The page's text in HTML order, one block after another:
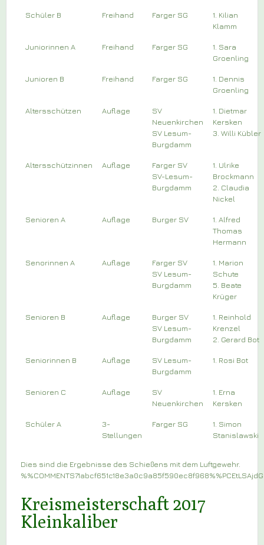
Schüler B Freihand Farger SG
1. Kilian
Klamm
Juniorinnen A Freihand Farger SG
1. Sara
Groenling
Junioren B Freihand Farger SG
1. Dennis
Groenling
Altersschützen Auflage
SV
Neuenkirchen
SV Lesum-
Burgdamm
1. Dietmar
Kersken
3. Willi Kübler
Altersschützinnen Auflage
Farger SV
SV-Lesum-
Burgdamm
1. Ulrike
Brockmann
2. Claudia
Nickel
Senioren A Auflage Burger SV
1. Alfred
Thomas
Hermann
Senorinnen A Auflage
Farger SV
SV Lesum-
Burgdamm
1. Marion
Schute
5. Beate
Krüger
Senioren B Auflage
Burger SV
SV Lesum-
Burgdamm
1. Reinhold
Krenzel
2. Gerard Bot
Seniorinnen B Auflage
SV Lesum-
Burgdamm
1. Rosi Bot
Senioren C Auflage
SV
Neuenkirchen
1. Erna
Kersken
Schüler A
3-
Stellungen
Farger SG
1. Simon
Stanislawski
Dies sind die Ergebnisse des Schießens mit dem Luftgewehr.
Kreismeisterschaft 2017
Kleinkaliber